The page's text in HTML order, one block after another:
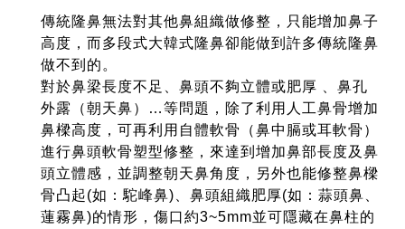
傳統隆鼻無法對其他鼻組織做修整，只能增加鼻子
高度，而多段式大韓式隆鼻卻能做到許多傳統隆鼻
做不到的。
對於鼻梁長度不足、鼻頭不夠立體或肥厚 、鼻孔
外露（朝天鼻）…等問題，除了利用人工鼻骨增加
鼻樑高度，可再利用自體軟骨（鼻中膈或耳軟骨）
進行鼻頭軟骨塑型修整，來達到增加鼻部長度及鼻
頭立體感，並調整朝天鼻角度，另外也能修整鼻樑
骨凸起(如：駝峰鼻)、鼻頭組織肥厚(如：蒜頭鼻、
蓮霧鼻)的情形，傷口約3~5mm並可隱藏在鼻柱的